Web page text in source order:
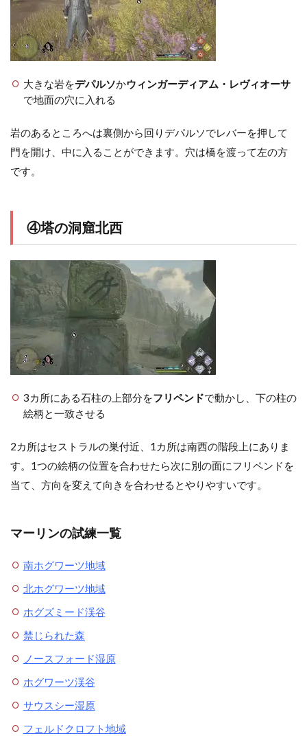
大きな岩をデパルソかウィンガーディアム・レヴィオーサ
で地面の穴に入れる
岩のあるところへは裏側から回りデパルソでレバーを押して
門を開け、中に入ることができます。穴は橋を渡って左の方
です。
④塔の洞窟北西
3カ所にある石柱の上部分をフリペンドで動かし、下の柱の
絵柄と一致させる
2カ所はセストラルの巣付近、1カ所は南西の階段上にありま
す。1つの絵柄の位置を合わせたら次に別の面にフリペンドを
当て、方向を変えて向きを合わせるとやりやすいです。
マーリンの試練一覧
南ホグワーツ地域
北ホグワーツ地域
ホグズミード渓谷
禁じられた森
ノースフォード湿原
ホグワーツ渓谷
サウスシー湿原
フェルドクロフト地域